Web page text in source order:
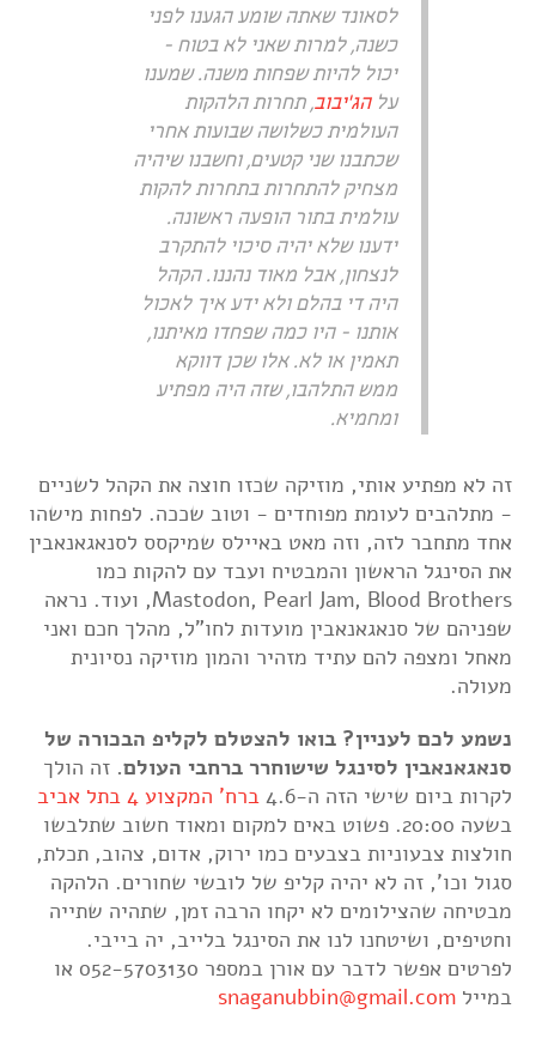
לסאונד שאתה שומע הגענו לפני
כשנה, למרות שאני לא בטוח -
יכול להיות שפחות משנה. שמענו
עלהג'יבוב, תחרות הלהקות
העולמית כשלושה שבועות אחרי
שכתבנו שני קטעים, וחשבנו שיהיה
מצחיק להתחרות בתחרות להקות
עולמית בתור הופעה ראשונה.
ידענו שלא יהיה סיכוי להתקרב
לנצחון, אבל מאוד נהננו. הקהל
היה די בהלם ולא ידע איך לאכול
אותנו - היו כמה שפחדו מאיתנו,
תאמין או לא. אלו שכן דווקא
ממש התלהבו, שזה היה מפתיע
ומחמיא.
זה לא מפתיע אותי, מוזיקה שכזו חוצה את הקהל לשניים
- מתלהבים לעומת מפוחדים - וטוב שככה. לפחות מישהו
אחד מתחבר לזה, וזה מאט באיילס שמיקסס לסנאגאנאבין
את הסינגל הראשון והמבטיח ועבד עם להקות כמו
Mastodon, Pearl Jam, Blood Brothers, ועוד. נראה
שפניהם של סנאגאנאבין מועדות לחו"ל, מהלך חכם ואני
מאחל ומצפה להם עתיד מזהיר והמון מוזיקה נסיונית
מעולה.
נשמע לכם לעניין? בואו להצטלם לקליפ הבכורה של
סנאגאנאבין לסינגל שישוחרר ברחבי העולם. זה הולך
לקרות ביום שישי הזה ה-4.6
ברח' המקצוע 4 בתל אביב
בשעה 20:00. פשוט באים למקום ומאוד חשוב שתלבשו
חולצות צבעוניות בצבעים כמו ירוק, אדום, צהוב, תכלת,
סגול וכו', זה לא יהיה קליפ של לובשי שחורים. הלהקה
מבטיחה שהצילומים לא יקחו הרבה זמן, שתהיה שתייה
וחטיפים, ושיטחנו לנו את הסינגל בלייב, יה בייבי.
לפרטים אפשר לדבר עם אורן במספר 052-5703130 או
במייל snaganubbin@gmail.com